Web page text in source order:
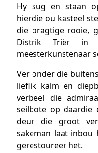
Hy sug en staan
hierdie ou kasteel
die pragtige rooie,
Distrik Triër in
meesterkunstenaar
Ver onder die
lieflik kalm en
verbeel die
seilbote op daardie
deur die groot
sakeman laat inbou
gerestoureer het.